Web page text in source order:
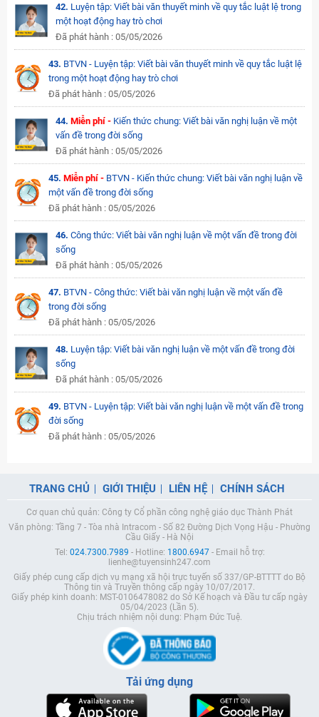
42. Luyện tập: Viết bài văn thuyết minh về quy tắc luật lệ trong
một hoạt động hay trò chơi
Đã phát hành : 05/05/2026
43. BTVN - Luyện tập: Viết bài văn thuyết minh về quy tắc luật lệ
trong một hoạt động hay trò chơi
Đã phát hành : 05/05/2026
44. Miễn phí - Kiến thức chung: Viết bài văn nghị luận về một
vấn đề trong đời sống
Đã phát hành : 05/05/2026
45.Miễn phí - BTVN - Kiến thức chung: Viết bài văn nghị luận về
một vấn đề trong đời sống
Đã phát hành : 05/05/2026
46. Công thức: Viết bài văn nghị luận về một vấn đề trong đời
sống
Đã phát hành : 05/05/2026
47. BTVN - Công thức: Viết bài văn nghị luận về một vấn đề
trong đời sống
Đã phát hành : 05/05/2026
48. Luyện tập: Viết bài văn nghị luận về một vấn đề trong đời
sống
Đã phát hành : 05/05/2026
49. BTVN - Luyện tập: Viết bài văn nghị luận về một vấn đề trong
đời sống
Đã phát hành : 05/05/2026
TRANG CHỦ GIỚI THIỆU LIÊN HỆ CHÍNH SÁCH
Cơ quan chủ quản: Công ty Cổ phần công nghệ giáo dục Thành Phát
Văn phòng: Tầng 7 - Tòa nhà Intracom - Số 82 Đường Dịch Vọng Hậu - Phường
Cầu Giấy - Hà Nội
Tel: 024.7300.7989 - Hotline: 1800.6947- Email hỗ trợ:
lienhe@tuyensinh247.com
Giấy phép cung cấp dịch vụ mạng xã hội trực tuyến số 337/GP-BTTTT do Bộ
Thông tin và Truyền thông cấp ngày 10/07/2017.
Giấy phép kinh doanh: MST-0106478082 do Sở Kế hoạch và Đầu tư cấp ngày
05/04/2023 (Lần 5).
Chịu trách nhiệm nội dung: Phạm Đức Tuệ.
Tải ứng dụng